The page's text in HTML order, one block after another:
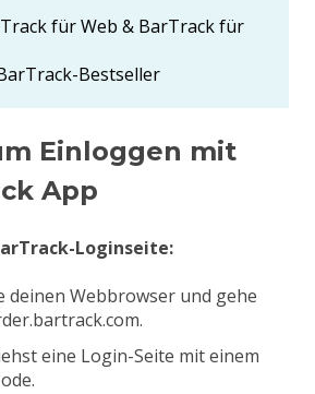
für Web & BarTrack für
Bestseller
Einloggen mit
App
Loginseite:
deinen Webbrowser und gehe
.
eine Login-Seite mit einem